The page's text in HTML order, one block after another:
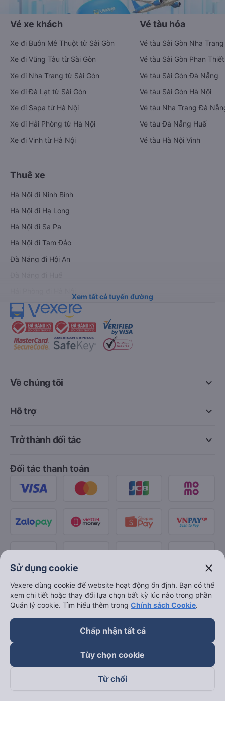
Vé xe khách
Xe đi Buôn Mê Thuột từ Sài Gòn
Xe đi Vũng Tàu từ Sài Gòn
Xe đi Nha Trang từ Sài Gòn
Xe đi Đà Lạt từ Sài Gòn
Xe đi Sapa từ Hà Nội
Xe đi Hải Phòng từ Hà Nội
Xe đi Vinh từ Hà Nội
Vé tàu hỏa
Vé tàu Sài Gòn Nha Trang
Vé tàu Sài Gòn Phan Thiết
Vé tàu Sài Gòn Đà Nẵng
Vé tàu Sài Gòn Hà Nội
Vé tàu Nha Trang Đà
Vé tàu Đà Nẵng Huế
Vé tàu Hà Nội Vinh
Thuê xe
Hà Nội đi Ninh Bình
Hà Nội đi Hạ Long
Hà Nội đi Sa Pa
Hà Nội đi Tam Đảo
Đà Nẵng đi Hội An
Xem tất cả tuyến đường
keyboard_arrow_down
Về chúng tôi
keyboard_arrow_down
Hỗ trợ
keyboard_arrow_down
Trở thành đối tác
Đối tác thanh toán
Theo dõi chúng tôi trên
Sử dụng cookie close
Vexere dùng cookie để website hoạt động ổn định. Bạn có thể
xem chi tiết hoặc thay đổi lựa chọn bất kỳ lúc nào trong phần
Quản lý cookie. Tìm hiểu thêm trong Chính sách Cookie.
Chấp nhận tất cả
Tùy chọn cookie
Từ chối